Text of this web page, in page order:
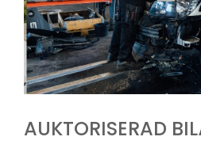
AUKTORISERAD